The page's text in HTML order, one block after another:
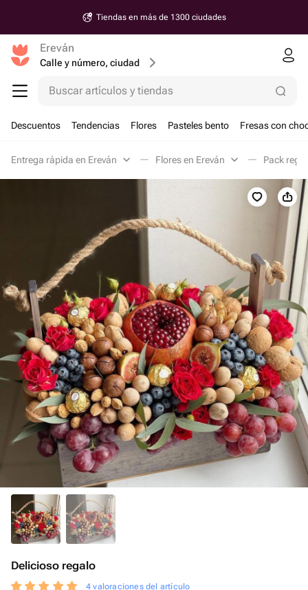
Tiendas en más de 1300 ciudades
Ereván
Calle y número, ciudad
Buscar artículos y tiendas
Descuentos Tendencias Flores Pasteles bento Fresas con
Entrega rápida en Ereván Flores en Ereván Pack
Delicioso regalo
4 valoraciones del artículo